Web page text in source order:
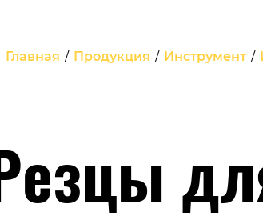
Главная / Продукция / Инструмент /
Резцы